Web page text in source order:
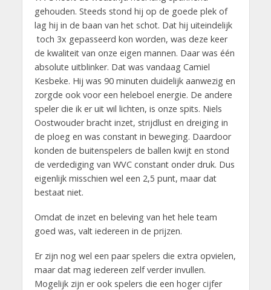
gehouden. Steeds stond hij op de goede plek of
lag hij in de baan van het schot. Dat hij uiteindelijk
toch 3x gepasseerd kon worden, was deze keer
de kwaliteit van onze eigen mannen. Daar was één
absolute uitblinker. Dat was vandaag Camiel
Kesbeke. Hij was 90 minuten duidelijk aanwezig en
zorgde ook voor een heleboel energie. De andere
speler die ik er uit wil lichten, is onze spits. Niels
Oostwouder bracht inzet, strijdlust en dreiging in
de ploeg en was constant in beweging. Daardoor
konden de buitenspelers de ballen kwijt en stond
de verdediging van WVC constant onder druk. Dus
eigenlijk misschien wel een 2,5 punt, maar dat
bestaat niet.
Omdat de inzet en beleving van het hele team
goed was, valt iedereen in de prijzen.
Er zijn nog wel een paar spelers die extra opvielen,
maar dat mag iedereen zelf verder invullen.
Mogelijk zijn er ook spelers die een hoger cijfer